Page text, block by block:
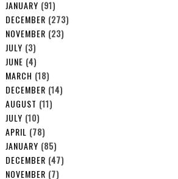
JANUARY (91)
DECEMBER (273)
NOVEMBER (23)
JULY (3)
JUNE (4)
MARCH (18)
DECEMBER (14)
AUGUST (11)
JULY (10)
APRIL (78)
JANUARY (85)
DECEMBER (47)
NOVEMBER (7)